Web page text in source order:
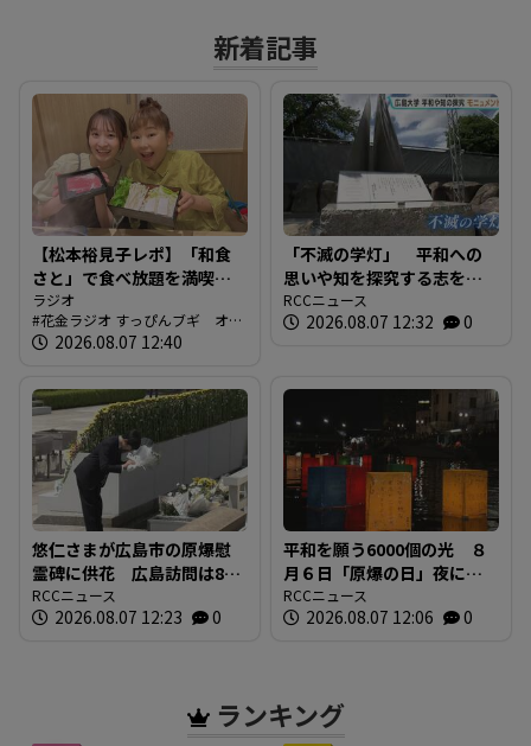
新着記事
【松本裕見子レポ】「和食
さと」で食べ放題を満喫！
「さとしゃぶ」を体験！！
（RCCラジオ「花金ラジオ
すっぴんブギ」企画）
ラジオ
花金ラジオ すっぴんブギ オン
エア情報
2026.08.07 12:40
「不滅の学灯」 平和への
思いや知を探究する志をモ
ニュメントに 広島大学発
祥の地 東千田キャンパス
RCCニュース
2026.08.07 12:32 0
悠仁さまが広島市の原爆慰
霊碑に供花 広島訪問は8年
ぶり
RCCニュース
2026.08.07 12:23 0
平和を願う6000個の光 ８
月６日「原爆の日」夜に、
犠牲者を追悼する灯ろう流
し 原爆ドーム前を流れる
RCCニュース
2026.08.07 12:06 0
ランキング